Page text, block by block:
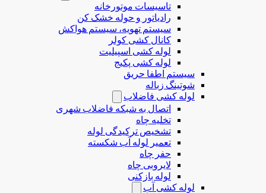
تاسیسات موتورخانه
رادیاتور و حوله خشک کن
سیستم تهویه، سیستم هواکش
کانال کشی کولر
لوله کشی اسپیلیت
لوله کشی پکیج
سیستم اطفا حریق
شوتینگ زباله
لوله كشی فاضلاب
اتصال به شبکه فاضلاب شهری
تخلیه چاه
تشخیص ترکیدگی لوله
تعمیر لوله آب شکسته
حفر چاه
لایروبی چاه
لوله بازکنی
لوله کشی آب